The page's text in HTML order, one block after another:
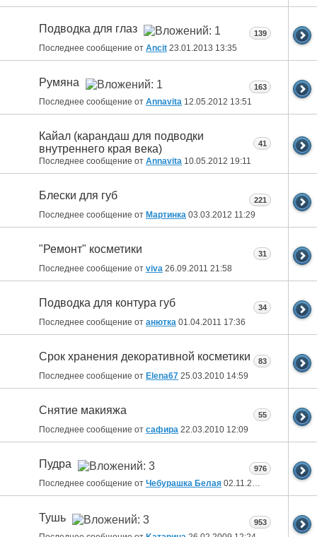
Подводка для глаз
Последнее сообщение от Ancit 23.01.2013 13:35
139
Румяна
Последнее сообщение от Annavita 12.05.2012 13:51
163
Кайал (карандаш для подводки
внутреннего края века)
Последнее сообщение от Annavita 10.05.2012 19:11
41
Блески для губ
Последнее сообщение от Мартинка 03.03.2012 11:29
221
"Ремонт" косметики
Последнее сообщение от viva 26.09.2011 21:58
31
Подводка для контура губ
Последнее сообщение от анютка 01.04.2011 17:36
34
Срок хранения декоративной косметики
Последнее сообщение от Elena67 25.03.2010 14:59
83
Снятие макияжа
Последнее сообщение от сафира 22.03.2010 12:09
55
Пудра
Последнее сообщение от Чебурашка Белая 02.11.2009
976
Тушь 953